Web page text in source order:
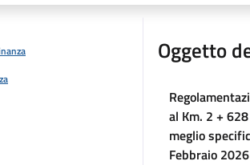
Oggetto
al Km. 2 +
meglio
Febbraio